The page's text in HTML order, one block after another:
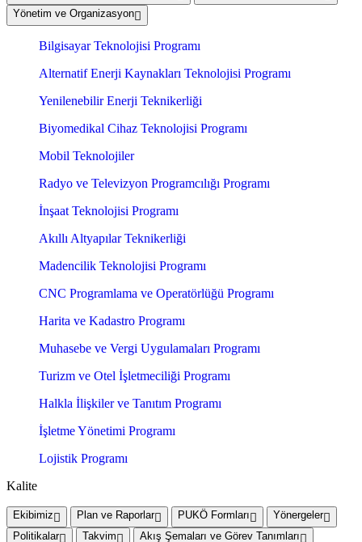
Yönetim ve Organizasyon
Bilgisayar Teknolojisi Programı
Alternatif Enerji Kaynakları Teknolojisi Programı
Yenilenebilir Enerji Teknikerliği
Biyomedikal Cihaz Teknolojisi Programı
Mobil Teknolojiler
Radyo ve Televizyon Programcılığı Programı
İnşaat Teknolojisi Programı
Akıllı Altyapılar Teknikerliği
Madencilik Teknolojisi Programı
CNC Programlama ve Operatörlüğü Programı
Harita ve Kadastro Programı
Muhasebe ve Vergi Uygulamaları Programı
Turizm ve Otel İşletmeciliği Programı
Halkla İlişkiler ve Tanıtım Programı
İşletme Yönetimi Programı
Lojistik Programı
Kalite
Ekibimiz Plan ve Raporlar PUKÖ Formları
Yönergeler
Politikalar
Takvim
Akış Şemaları ve Görev Tanımları